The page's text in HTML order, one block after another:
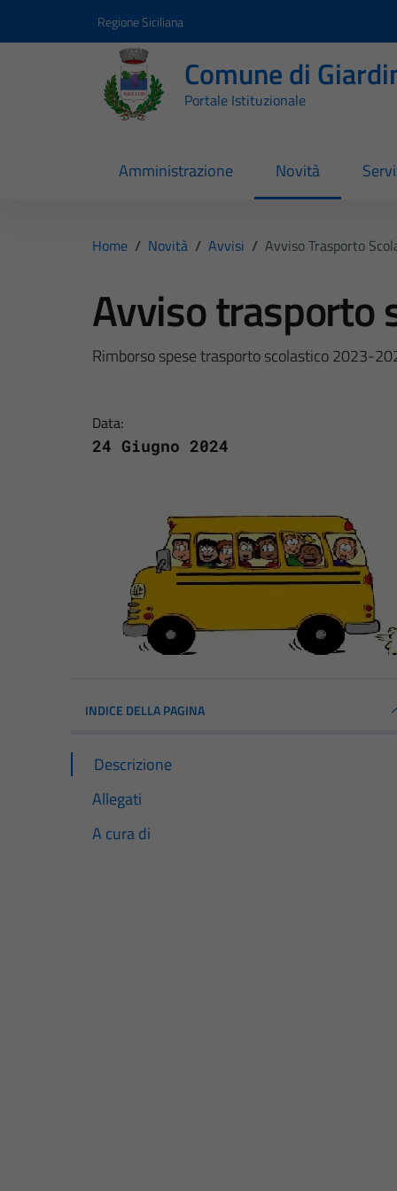
Regione Siciliana
Comune di
Portale Istituzionale
Amministrazione Novità
Home / Novità / Avvisi / Avviso Trasporto
Avviso trasporto
Rimborso spese trasporto scolastico 2023-
Data:
24 Giugno 2024
INDICE DELLA PAGINA
Descrizione
Allegati
A cura di